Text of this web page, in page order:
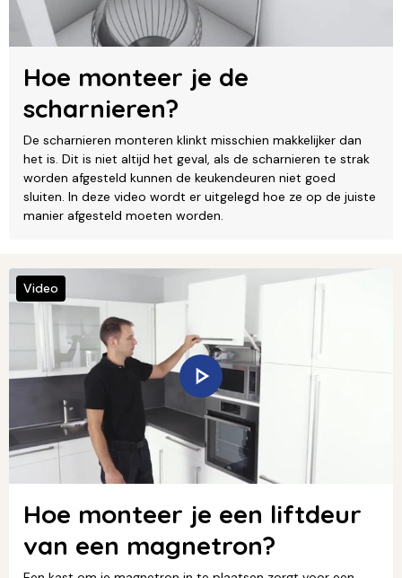
Hoe monteer je de
scharnieren?
De scharnieren monteren klinkt misschien makkelijker dan
het is. Dit is niet altijd het geval, als de scharnieren te strak
worden afgesteld kunnen de keukendeuren niet goed
sluiten. In deze video wordt er uitgelegd hoe ze op de juiste
manier afgesteld moeten worden.
Hoe monteer je een liftdeur
van een magnetron?
Video